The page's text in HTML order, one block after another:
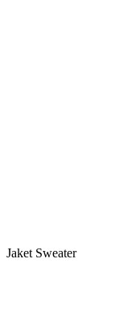
Jaket Sweater